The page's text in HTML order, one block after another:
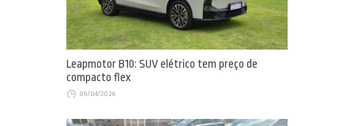
Leapmotor B10: SUV elétrico tem preço de
compacto flex
09/04/2026